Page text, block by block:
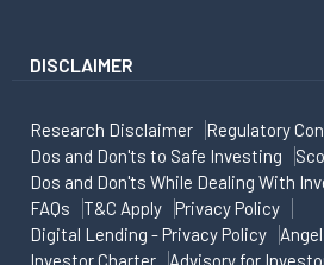
DISCLAIMER
Research Disclaimer
Regulatory
Dos and Don'ts to Safe Investing
Dos and Don'ts While Dealing With
FAQs
T&C Apply
Privacy Policy
Digital Lending - Privacy Policy
Investor Charter
Advisory for